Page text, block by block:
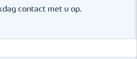
contact met u op.